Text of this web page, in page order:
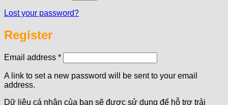
Lost your password?
Register
Email address *Required
A link to set a new password will be sent to your email
address.
Dữ liệu cá nhân của bạn sẽ được sử dụng để hỗ trợ trải